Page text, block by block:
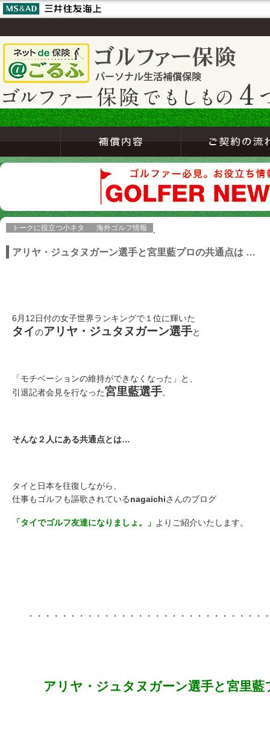
トークに役立つ小ネタ 海外ゴルフ情報
アリヤ・ジュタヌガーン選手と宮里藍プロの共通点は …
6月12日付の女子世界ランキングで１位に輝いた
タイのアリヤ・ジュタヌガーン選手と
「モチベーションの維持ができなくなった」と、
引退記者会見を行なった宮里藍選手。
そんな２人にある共通点とは…
タイと日本を往復しながら、
仕事もゴルフも謳歌されているnagaichiさんのブログ
「タイでゴルフ友達になりましょ。」 よりご紹介いたします。
・・・・・・・・・・・・・・・・・・・・・・・・・・・・
アリヤ・ジュタヌガーン選手と宮里